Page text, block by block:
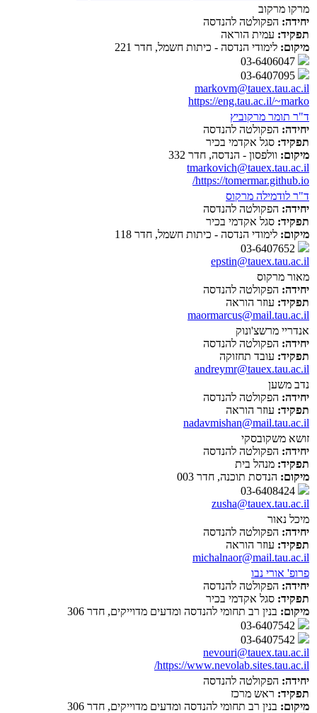
מרקו מרקוב
יחידה: הפקולטה להנדסה
תפקיד: עמית הוראה
מיקום: לימודי הנדסה - כיתות חשמל, חדר 221
markovm@tauex.tau.ac.il
https://eng.tau.ac.il/~marko
ד"ר תומר מרקוביץ
יחידה: הפקולטה להנדסה
תפקיד: סגל אקדמי בכיר
מיקום: וולפסון - הנדסה, חדר 332
tmarkovich@tauex.tau.ac.il
https://tomermar.github.io/
ד"ר לודמילה מרקוס
יחידה: הפקולטה להנדסה
תפקיד: סגל אקדמי בכיר
מיקום: לימודי הנדסה - כיתות חשמל, חדר 118
epstin@tauex.tau.ac.il
מאור מרקוס
יחידה: הפקולטה להנדסה
תפקיד: עוזר הוראה
maormarcus@mail.tau.ac.il
אנדריי מרשצ'ונוק
יחידה: הפקולטה להנדסה
תפקיד: עובד תחזוקה
andreymr@tauex.tau.ac.il
נדב משען
יחידה: הפקולטה להנדסה
תפקיד: עוזר הוראה
nadavmishan@mail.tau.ac.il
זושא משקובסקי
יחידה: הפקולטה להנדסה
תפקיד: מנהל בית
מיקום: הנדסת תוכנה, חדר 003
zusha@tauex.tau.ac.il
מיכל נאור
יחידה: הפקולטה להנדסה
תפקיד: עוזר הוראה
michalnaor@mail.tau.ac.il
פרופ' אורי נבו
יחידה: הפקולטה להנדסה
תפקיד: סגל אקדמי בכיר
מיקום: בנין רב תחומי להנדסה ומדעים מדוייקים, חדר 306
nevouri@tauex.tau.ac.il
https://www.nevolab.sites.tau.ac.il/
יחידה: הפקולטה להנדסה
תפקיד: ראש מרכז
מיקום: בנין רב תחומי להנדסה ומדעים מדוייקים, חדר 306